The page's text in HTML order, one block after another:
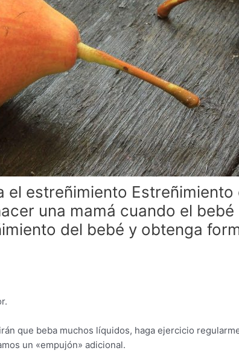
el estreñimiento
una mamá cuando el
del bebé y obtenga
que beba muchos líquidos, haga ejercicio
un «empujón» adicional.